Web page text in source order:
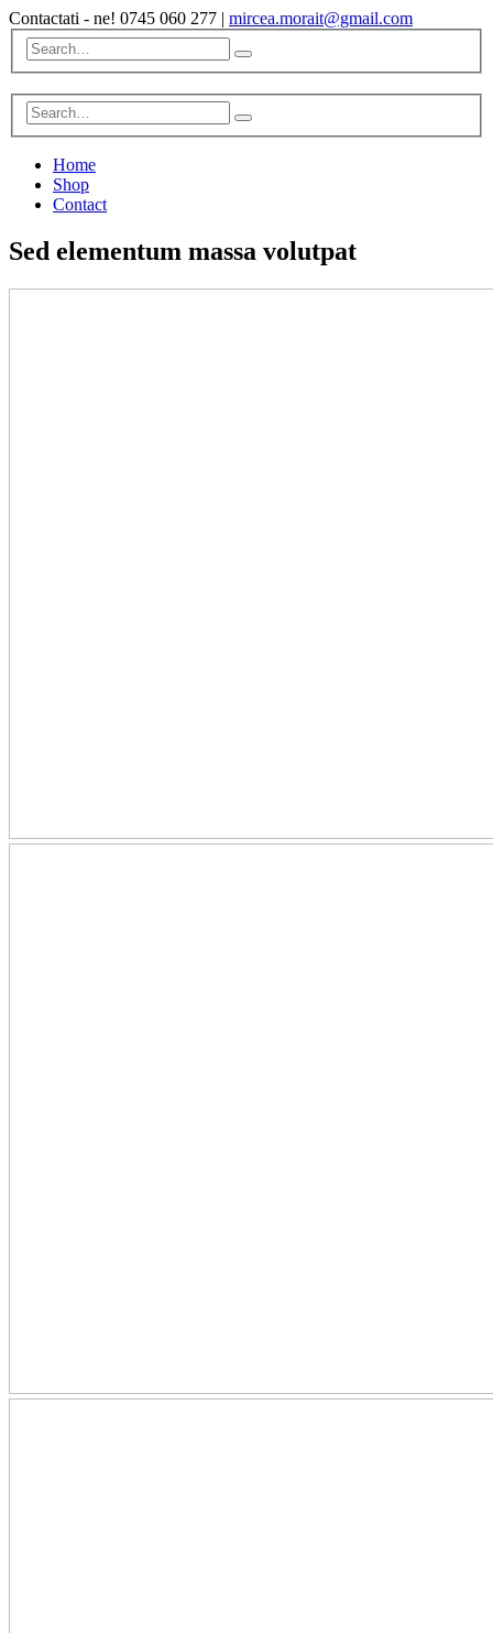
Contactati - ne! 0745 060 277 | mircea.morait@gmail.com
Home
Shop
Contact
Sed elementum massa volutpat